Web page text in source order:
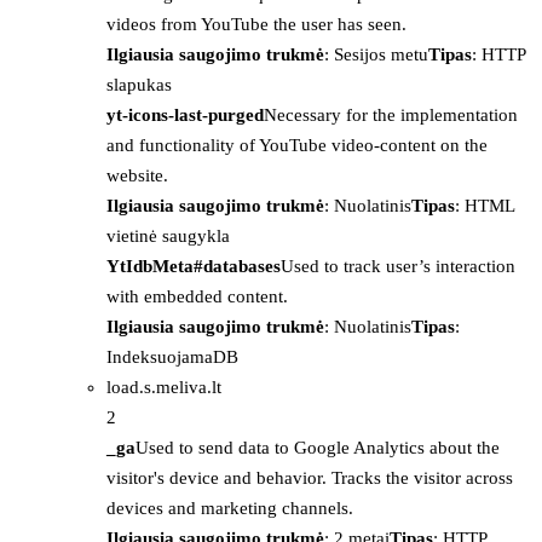
videos from YouTube the user has seen.
Ilgiausia saugojimo trukmė: Sesijos metuTipas: HTTP
slapukas
yt-icons-last-purgedNecessary for the implementation
and functionality of YouTube video-content on the
website.
Ilgiausia saugojimo trukmė: NuolatinisTipas: HTML
vietinė saugykla
YtIdbMeta#databasesUsed to track user’s interaction
with embedded content.
Ilgiausia saugojimo trukmė: NuolatinisTipas:
IndeksuojamaDB
load.s.meliva.lt
2
_gaUsed to send data to Google Analytics about the
visitor's device and behavior. Tracks the visitor across
devices and marketing channels.
Ilgiausia saugojimo trukmė: 2 metaiTipas: HTTP